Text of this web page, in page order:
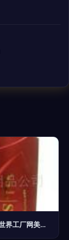
巴黎金爵洗发用品供应价格与厂家信息 来源世界工厂网美女美发产品信息库